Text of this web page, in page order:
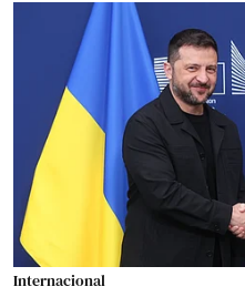
Internacional